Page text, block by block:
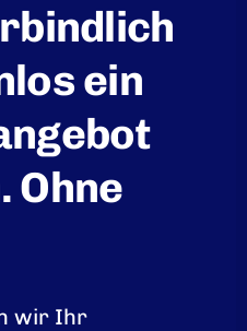
ein
Ohne
wir Ihr